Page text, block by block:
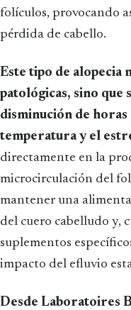
folículos, provocando
pérdida de cabello.
Este tipo de alopecia
patológicas, sino que
disminución de horas
temperatura y el
directamente en la
microcirculación del
mantener una
del cuero cabelludo y,
suplementos
impacto del efluvio
Desde Laboratoires